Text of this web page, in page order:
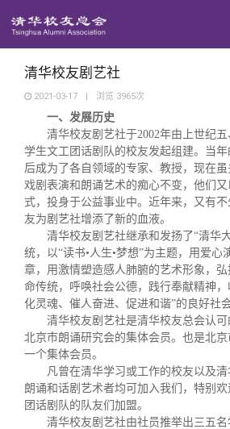
捐赠项目
捐赠新闻
捐赠纪事
捐赠方法
义工计划
媒体平台
《清华校友通讯》
《水木清华》
我要订阅
新媒体平台
百年清华
清华人物
清华故事
青春风采
校友文苑
校友服务
终身学习
信息化服务
三创大赛
校友总会
总会简介
会长致辞
关闭
清华校友剧艺社
2021-03-17 | 浏览 3965次
一、发展历史
清华校友剧艺社于2002年由上世纪
学生文工团话剧队的校友发起组建。当
后成为了各自领域的专家、教授，现在
戏剧表演和朗诵艺术的痴心不变，他们
式，投身于公益事业中。近年来，又有
友为剧艺社增添了新的血液。
清华校友剧艺社继承和发扬了“清华
统，以“读书•人生•梦想”为主题，用爱心
章，用激情塑造感人肺腑的艺术形象，
命传统，呼唤社会公德，践行奉献精神
化灵魂、催人奋进、促进和谐”的良好社会
清华校友剧艺社是清华校友总会认
北京市朗诵研究会的集体会员。也是北
一个集体会员。
凡曾在清华学习或工作的校友以及
朗诵和话剧艺术者均可加入我们，特别
团话剧队的队友们加盟。
清华校友剧艺社由社员推举出三五